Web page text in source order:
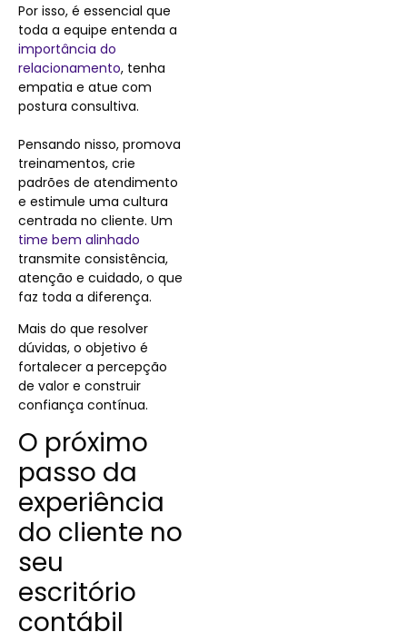
Por isso, é essencial que
toda a equipe entenda a
importância do
relacionamento, tenha
empatia e atue com
postura consultiva.
Pensando nisso, promova
treinamentos, crie
padrões de atendimento
e estimule uma cultura
centrada no cliente. Um
time bem alinhado
transmite consistência,
atenção e cuidado, o que
faz toda a diferença.
Mais do que resolver
dúvidas, o objetivo é
fortalecer a percepção
de valor e construir
confiança contínua.
O próximo
passo da
experiência
do cliente no
seu
escritório
contábil